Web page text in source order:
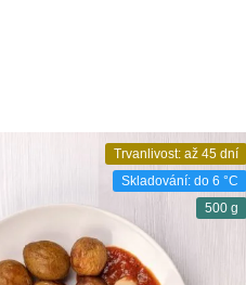
Trvanlivost: až 45 dní
Skladování: do 6 °C
500 g